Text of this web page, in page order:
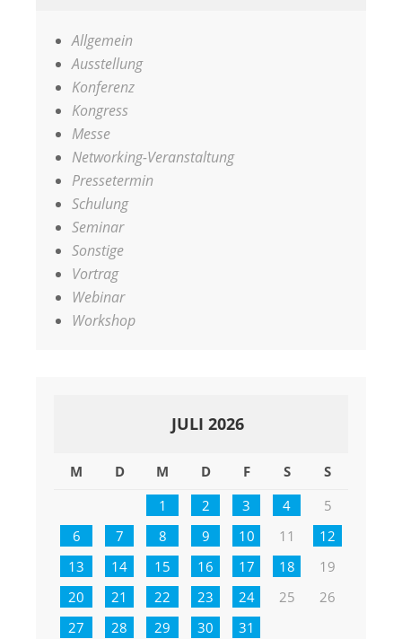
Allgemein
Ausstellung
Konferenz
Kongress
Messe
Networking-Veranstaltung
Pressetermin
Schulung
Seminar
Sonstige
Vortrag
Webinar
Workshop
JULI 2026
M D M D F S
S
1
2 3 4
5
6
7 8 9 10 11
12
13
14 15 16 17 18
19
20
21 22 23 24 25
26
27
28 29 30 31